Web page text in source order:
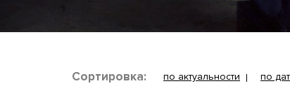
Сортировка: по актуальности по